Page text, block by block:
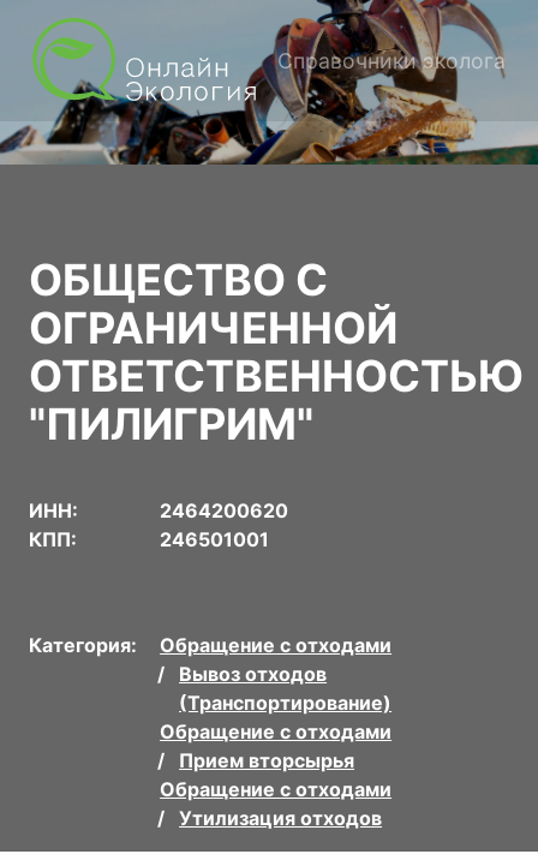
Справочники эколога
ОБЩЕСТВО С
ОГРАНИЧЕННОЙ
ОТВЕТСТВЕННОСТЬЮ
"ПИЛИГРИМ"
ИНН:
2464200620
КПП:
246501001
Категория:
Обращение с отходами
Вывоз отходов
(Транспортирование)
Обращение с отходами
Прием вторсырья
Обращение с отходами
Утилизация отходов